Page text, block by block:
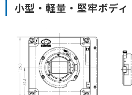
小型・軽量・堅牢ボディ